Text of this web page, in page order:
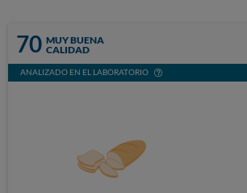
70 MUY BUENA
CALIDAD
ANALIZADO EN EL LABORATORIO